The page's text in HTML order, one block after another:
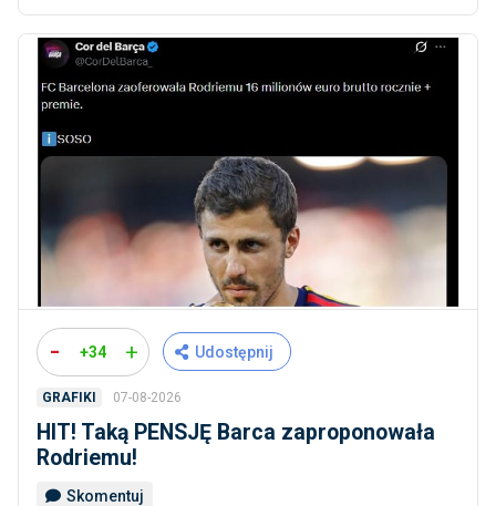
- +34 + Udostępnij
GRAFIKI 07-08-2026
HIT! Taką PENSJĘ Barca zaproponowała
Rodriemu!
Skomentuj